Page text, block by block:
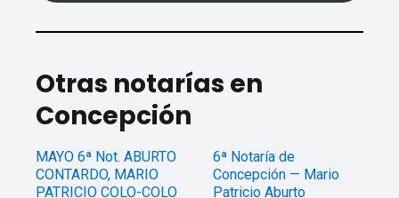
Otras notarías en
Concepción
MAYO 6ª Not. ABURTO
CONTARDO, MARIO
PATRICIO COLO-COLO
6ª Notaría de
Concepción — Mario
Patricio Aburto